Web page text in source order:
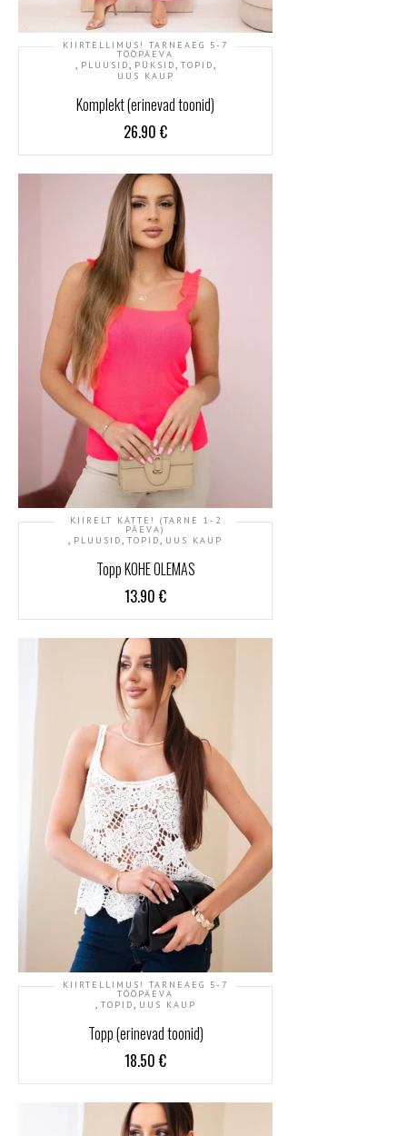
KIIRTELLIMUS! TARNEAEG 5-7
TÖÖPÄEVA
, PLUUSID, PÜKSID, TOPID,
UUS KAUP
Komplekt (erinevad toonid)
26.90 €
KIIRELT KÄTTE! (TARNE 1-2
PÄEVA)
, PLUUSID, TOPID, UUS KAUP
Topp KOHE OLEMAS
13.90 €
KIIRTELLIMUS! TARNEAEG 5-7
TÖÖPÄEVA
, TOPID, UUS KAUP
Topp (erinevad toonid)
18.50 €